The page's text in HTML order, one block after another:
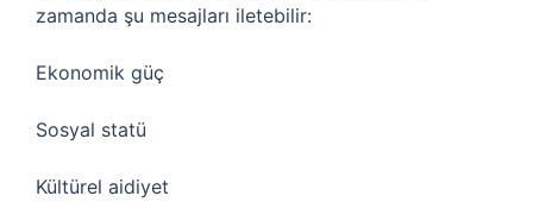
zamanda şu mesajları iletebilir:
Ekonomik güç
Sosyal statü
Kültürel aidiyet